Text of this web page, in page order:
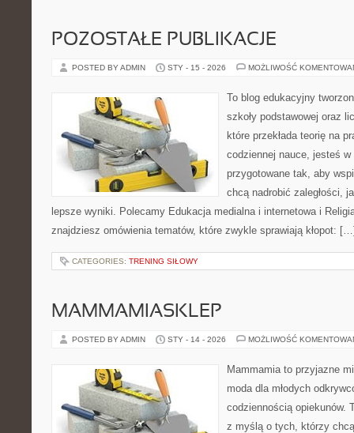
POZOSTAŁE PUBLIKACJE
POSTED BY ADMIN STY - 15 - 2026 MOŻLIWOŚĆ
To blog edukacyjny
szkoły podstawowej oraz
które przekłada teorię na
codziennej nauce, jesteś
przygotowane tak, aby
chcą nadrobić zaległości,
lepsze wyniki. Polecamy Edukacja medialna i internetowa i
znajdziesz omówienia tematów, które zwykle sprawiają kłopot:
CATEGORIES: TRENING SIŁOWY
MAMMAMIASKLEP
POSTED BY ADMIN STY - 14 - 2026 MOŻLIWOŚĆ
Mammamia to przyjazne
moda dla młodych
codziennością opiekunów.
z myślą o tych, którzy